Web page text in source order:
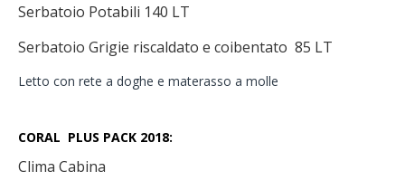
Serbatoio Potabili 140 LT
Serbatoio Grigie riscaldato e coibentato 85 LT
Letto con rete a doghe e materasso a molle
CORAL PLUS PACK 2018:
Clima Cabina